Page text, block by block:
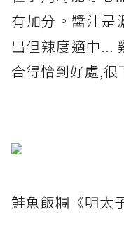
有加分。醬汁是
出但辣度適中...
合得恰到好處,很
鮭魚飯糰《明太